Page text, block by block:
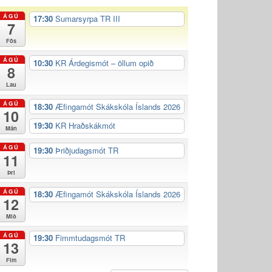
ÁGÚ
7
Fös
17:30 Sumarsyrpa TR III
ÁGÚ
8
Lau
10:30 KR Árdegismót – öllum opið
ÁGÚ
10
Mán
18:30 Æfingamót Skákskóla Íslands 2026
19:30 KR Hraðskákmót
ÁGÚ
11
Þri
19:30 Þriðjudagsmót TR
ÁGÚ
12
Mið
18:30 Æfingamót Skákskóla Íslands 2026
ÁGÚ
13
Fim
19:30 Fimmtudagsmót TR